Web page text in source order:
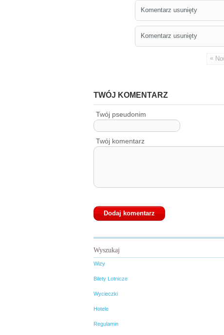
Komentarz usunięty
Komentarz usunięty
«
TWÓJ KOMENTARZ
Twój pseudonim
Twój komentarz
Wyszukaj
Wizy
Bilety Lotnicze
Wycieczki
Hotele
Regulamin